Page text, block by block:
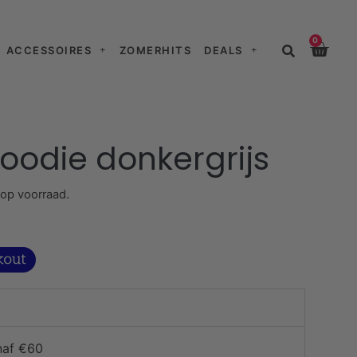
ACCESSOIRES ZOMERHITS DEALS
0
donkergrijs
voorraad.
€60